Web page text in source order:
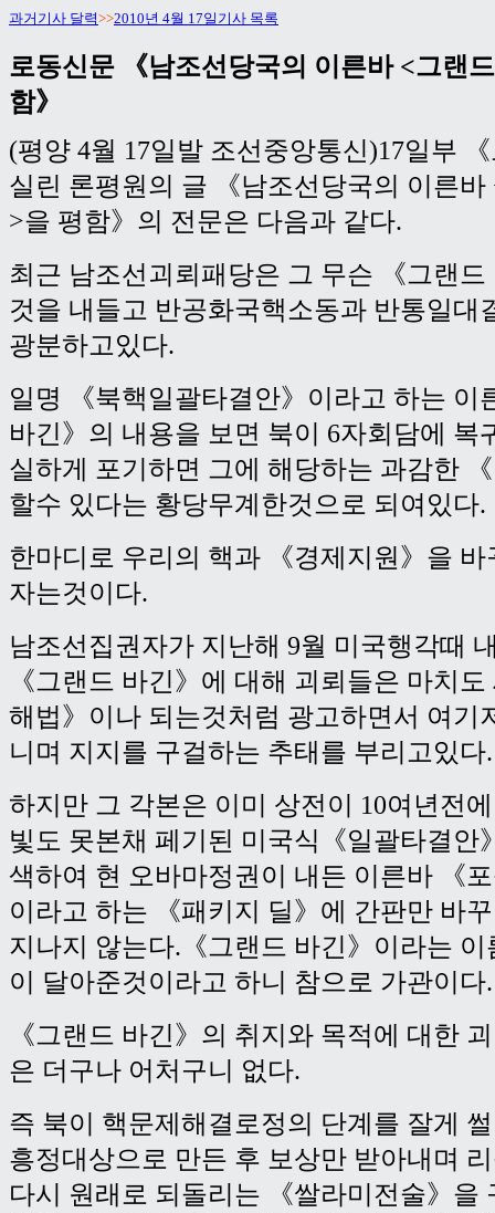
과거기사 달력>>2010년 4월 17일기사 목록
로동신문 《남조선당국의 이른바 <그랜
함》
(평양 4월 17일발 조선중앙통신)17일부
실린 론평원의 글 《남조선당국의 이른바
>을 평함》의 전문은 다음과 같다.
최근 남조선괴뢰패당은 그 무슨 《그랜
것을 내들고 반공화국핵소동과 반통일대
광분하고있다.
일명 《북핵일괄타결안》이라고 하는 이
바긴》의 내용을 보면 북이 6자회담에 복
실하게 포기하면 그에 해당하는 과감한
할수 있다는 황당무계한것으로 되여있다.
한마디로 우리의 핵과 《경제지원》을
자는것이다.
남조선집권자가 지난해 9월 미국행각때
《그랜드 바긴》에 대해 괴뢰들은 마치
해법》이나 되는것처럼 광고하면서 여기
니며 지지를 구걸하는 추태를 부리고있다.
하지만 그 각본은 이미 상전이 10여년전
빛도 못본채 페기된 미국식《일괄타결안
색하여 현 오바마정권이 내든 이른바 《
이라고 하는 《패키지 딜》에 간판만 바
지나지 않는다.《그랜드 바긴》이라는
이 달아준것이라고 하니 참으로 가관이다.
《그랜드 바긴》의 취지와 목적에 대한
은 더구나 어처구니 없다.
즉 북이 핵문제해결로정의 단계를 잘게
흥정대상으로 만든 후 보상만 받아내며
다시 원래로 되돌리는 《쌀라미전술》을